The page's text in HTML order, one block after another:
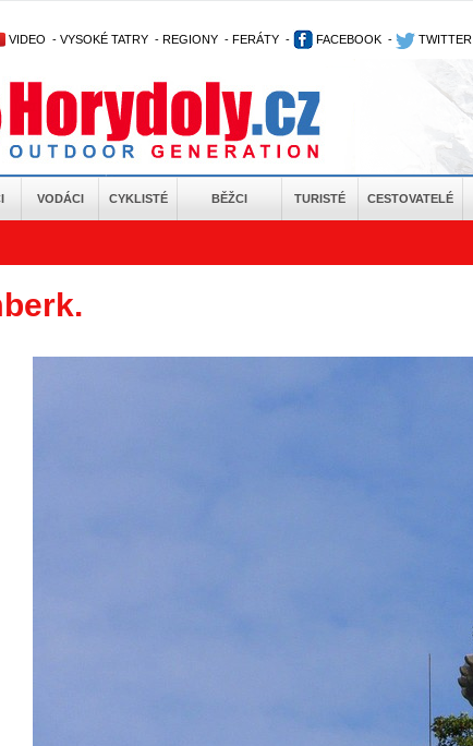
VIDEO - VYSOKÉ TATRY - REGIONY - FERÁTY - FACEBOOK - TWITTER
VODÁCI CYKLISTÉ BĚŽCI TURISTÉ CESTOVATELÉ